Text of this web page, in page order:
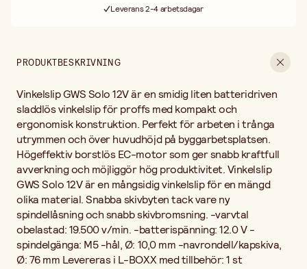
kapningsskivor Expert for Inox. Vinkelslip GWS Solo ingår i Bosch
Leverans 2-4 arbetsdagar
PRODUKTBESKRIVNING
Vinkelslip GWS Solo 12V är en smidig liten batteridriven
sladdlös vinkelslip för proffs med kompakt och
ergonomisk konstruktion. Perfekt för arbeten i trånga
utrymmen och över huvudhöjd på byggarbetsplatsen.
Högeffektiv borstlös EC-motor som ger snabb kraftfull
avverkning och möjliggör hög produktivitet. Vinkelslip
GWS Solo 12V är en mångsidig vinkelslip för en mängd
olika material. Snabba skivbyten tack vare ny
spindellåsning och snabb skivbromsning. -varvtal
obelastad: 19.500 v/min. -batterispänning: 12.0 V -
spindelgänga: M5 -hål, Ø: 10,0 mm -navrondell/kapskiva,
Ø: 76 mm Levereras i L-BOXX med tillbehör: 1 st